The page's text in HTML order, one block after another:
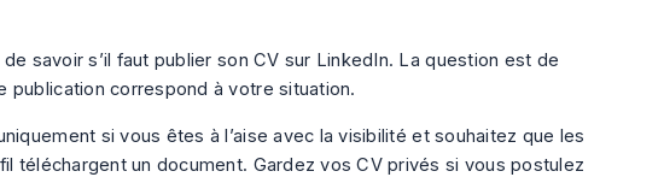
de savoir s’il faut publier son CV sur LinkedIn. La question est de
publication correspond à votre situation.
si vous êtes à l’aise avec la visibilité et souhaitez que les
téléchargent un document. Gardez vos CV privés si vous postulez